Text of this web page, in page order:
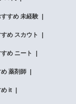
すめ 未経験
め スカウト
め ニート
薬剤師
め it